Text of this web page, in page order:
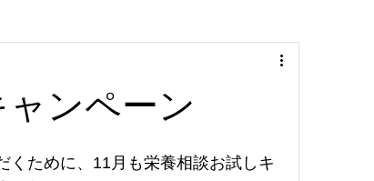
ンペーン
くために、11月も栄養相談お試しキ